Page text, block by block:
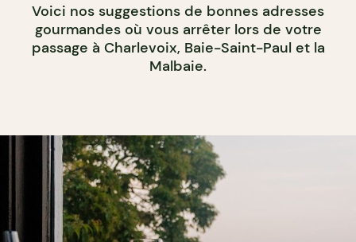
Voici nos suggestions de bonnes adresses
gourmandes où vous arrêter lors de votre
passage à Charlevoix, Baie-Saint-Paul et la
Malbaie.